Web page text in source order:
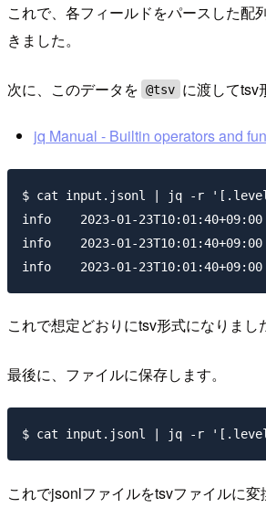
これで、各フィールドをパースした配
きました。
次に、このデータを @tsv に渡してtsv
jq Manual - Builtin operators and
$ cat input.jsonl | jq -r
info    2023-01-
info    2023-01-
これで想定どおりにtsv形式になりまし
最後に、ファイルに保存します。
これでjsonlファイルをtsvファイルに変